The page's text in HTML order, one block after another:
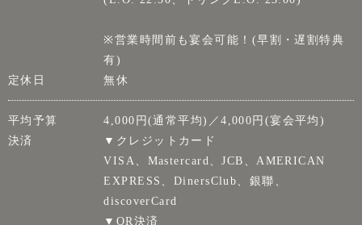
※営業時間前も宴会可能！(早割・遅割特典
有)
定休日
無休
平均予算
4,000円(通常平均)／4,000円(宴会平均)
決済
▼クレジットカード
VISA、Mastercard、JCB、AMERICAN
EXPRESS、DinersClub、銀聯、
discoverCard
▼QR決済